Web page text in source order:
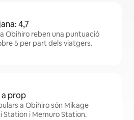
4,7
Obihiro reben una puntuació
5 per part dels viatgers.
a prop
a Obihiro són Mikage
Station i Memuro Station.